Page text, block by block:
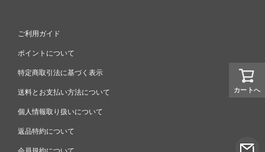
カートへ
ご利用ガイド
ポイントについて
特定商取引法に基づく表示
送料とお支払い方法について
個人情報取り扱いについて
返品特約について